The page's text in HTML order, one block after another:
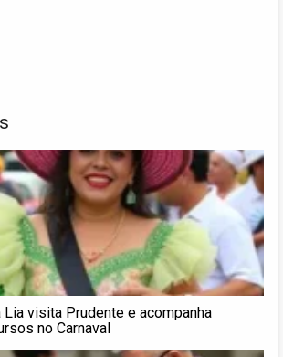
Lia visita Prudente e acompanha
no Carnaval